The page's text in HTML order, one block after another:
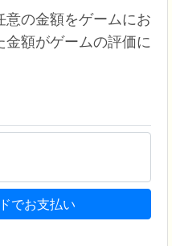
の金額をゲームにお
額がゲームの評価に
でお支払い